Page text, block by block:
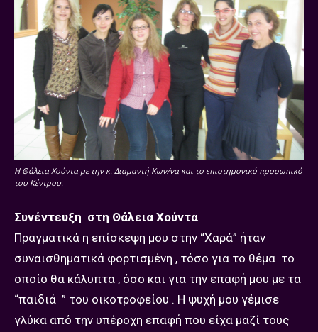
Η Θάλεια Χούντα με την κ. Διαμαντή Κων/να και το επιστημονικό προσωπικό
του Κέντρου.
Συνέντευξη στη Θάλεια Χούντα
Πραγματικά η επίσκεψη μου στην “Χαρά” ήταν
συναισθηματικά φορτισμένη , τόσο για το θέμα το
οποίο θα κάλυπτα , όσο και για την επαφή μου με τα
“παιδιά ” του οικοτροφείου . Η ψυχή μου γέμισε
γλύκα από την υπέροχη επαφή που είχα μαζί τους